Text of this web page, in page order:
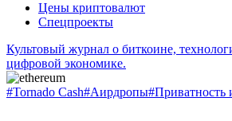
Цены криптовалют
Спецпроекты
Культовый журнал о биткоине,
цифровой экономике.
#Tornado Cash#Аирдропы#Приватность